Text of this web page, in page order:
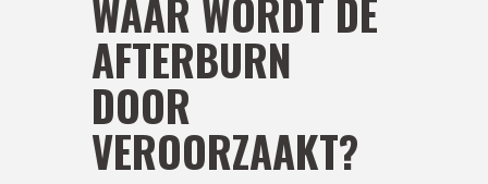
WAAR WORDT DE
AFTERBURN
DOOR
VEROORZAAKT?